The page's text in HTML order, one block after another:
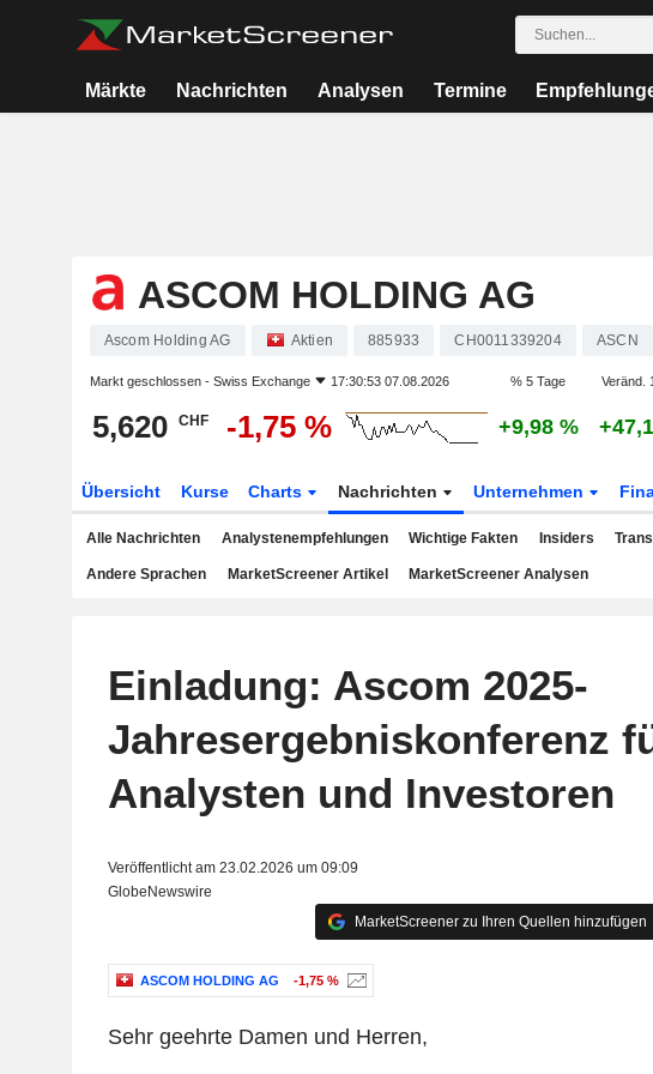
Märkte Nachrichten Analysen Termine
ASCOM HOLDING AG
Ascom Holding AG Aktien 885933 CH0011339204 ASCN
Markt geschlossen - Swiss Exchange 17:30:53 07.08.2026 % 5 Tage Veränd.
5,620 CHF -1,75 % +9,98 %
Übersicht Kurse Charts Nachrichten Unternehmen
Alle Nachrichten Analystenempfehlungen Wichtige Fakten Insiders
Andere Sprachen MarketScreener Artikel MarketScreener Analysen
Einladung: Ascom 2025-
Jahresergebniskonferenz
Analysten und Investoren
Veröffentlicht am 23.02.2026 um 09:09
GlobeNewswire
MarketScreener zu Ihren Quellen hinzufügen
ASCOM HOLDING AG -1,75 %
Sehr geehrte Damen und Herren,